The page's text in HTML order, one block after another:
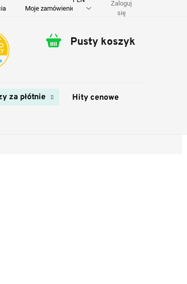
Moje zamówienie Dostawa i płatność
Zaloguj
się
Koszyk
Pusty koszyk
za płótnie Hity cenowe